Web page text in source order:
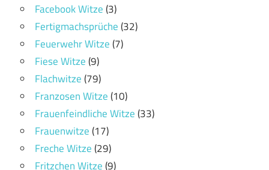
Facebook Witze(3)
Fertigmachsprüche(32)
Feuerwehr Witze(7)
Fiese Witze(9)
Flachwitze(79)
Franzosen Witze(10)
Frauenfeindliche Witze(33)
Frauenwitze(17)
Freche Witze(29)
Fritzchen Witze(9)